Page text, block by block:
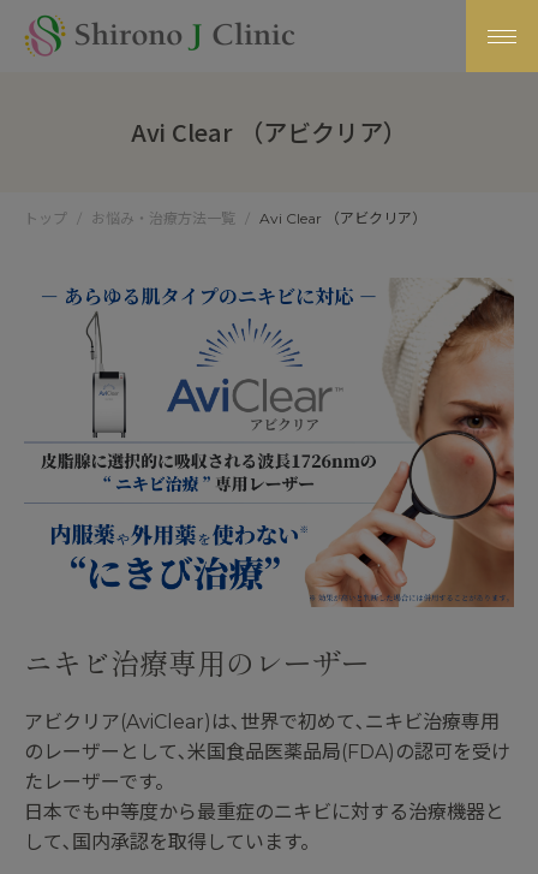
Avi Clear （アビクリア）
トップ お悩み・治療方法一覧 Avi Clear （アビクリア）
ニキビ治療専用のレーザー
アビクリア(AviClear)は､世界で初めて､ニキビ治療専用
のレーザーとして､米国食品医薬品局(FDA)の認可を受け
たレーザーです。
日本でも中等度から最重症のニキビに対する治療機器と
して､国内承認を取得しています。